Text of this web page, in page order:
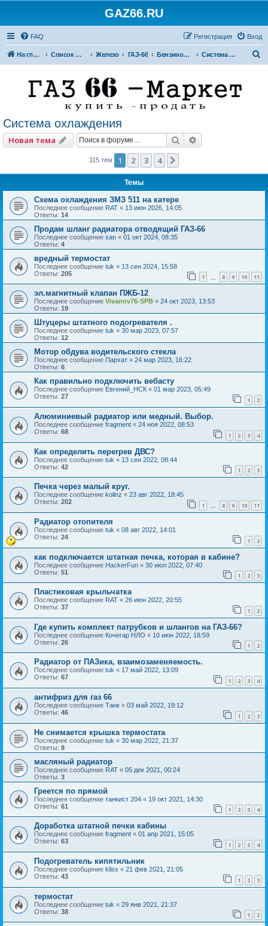
GAZ66.RU
FAQ Вход
Регистрация
На главную Список форумов Железо ГАЗ-66 Бензиновые двигатели Система охлаждения
Система охлаждения
Новая тема Поиск
115 тем 1 2 3 4
Темы
Схема охлаждения ЗМЗ 511 на катере
Последнее сообщение RAT « 13 июн 2026, 14:05
Ответы: 14
Продам шланг радиатора отводящий ГАЗ-66
Последнее сообщение san « 01 окт 2024, 08:35
Ответы: 4
вредный термостат
Последнее сообщение tuk « 13 сен 2024, 15:58
Ответы: 205 1 8 9 10 11
эл.магнитный клапан ПЖБ-12
Последнее сообщение Vivanov76-SPB « 24 окт 2023, 13:53
Ответы: 19
Штуцеры штатного подогревателя .
Последнее сообщение tuk « 30 мар 2023, 07:57
Ответы: 12
Мотор обдува водительского стекла
Последнее сообщение Пархат « 24 мар 2023, 16:22
Ответы: 6
Как правильно подключить вебасту
Последнее сообщение Евгений_НСК « 01 мар 2023, 05:49
Ответы: 27 1 2
Алюминиевый радиатор или медный. Выбор.
Последнее сообщение fragment « 24 ноя 2022, 08:53
Ответы: 68 1 2 3 4
Как определить перегрев ДВС?
Последнее сообщение tuk « 13 сен 2022, 08:44
Ответы: 42 1 2 3
Печка через малый круг.
Последнее сообщение kolinz « 23 авг 2022, 18:45
Ответы: 202 1 … 8 9 10 11
Радиатор отопителя
Последнее сообщение tuk « 08 авг 2022, 14:01
Ответы: 24 1 2
как подключается штатная печка, которая в кабине?
Последнее сообщение HackerFun « 30 июл 2022, 07:40
Ответы: 51 1 2 3
Пластиковая крыльчатка
Последнее сообщение RAT « 26 июн 2022, 20:55
Ответы: 37 1 2
Где купить комплект патрубков и шлангов на ГАЗ-66?
Последнее сообщение Кочегар НЛО « 10 июн 2022, 18:59
Ответы: 26 1 2
Радиатор от ПАЗика, взаимозаменяемость.
Последнее сообщение tuk « 17 май 2022, 13:09
Ответы: 67 1 2 3 4
антифриз для газ 66
Последнее сообщение Танк « 03 май 2022, 19:12
Ответы: 46 1 2 3
Не снимается крышка термостата
Последнее сообщение tuk « 30 мар 2022, 21:37
Ответы: 8
масляный радиатор
Последнее сообщение RAT « 05 дек 2021, 00:24
Ответы: 3
Греется по прямой
Последнее сообщение танкист 204 « 19 окт 2021, 14:30
Ответы: 61 1 2 3 4
Доработка штатной печки кабины
Последнее сообщение fragment « 01 апр 2021, 15:05
Ответы: 63 1 2 3 4
Подогреватель кипятильник
Последнее сообщение kliss « 21 фев 2021, 21:05
Ответы: 43 1 2 3
термостат
Последнее сообщение tuk « 29 янв 2021, 21:37
Ответы: 38 1 2